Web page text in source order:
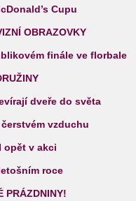
Cupu
OBRAZOVKY
finále ve florbale
dveře do světa
vzduchu
opět v akci
roce
PRÁZDNINY!